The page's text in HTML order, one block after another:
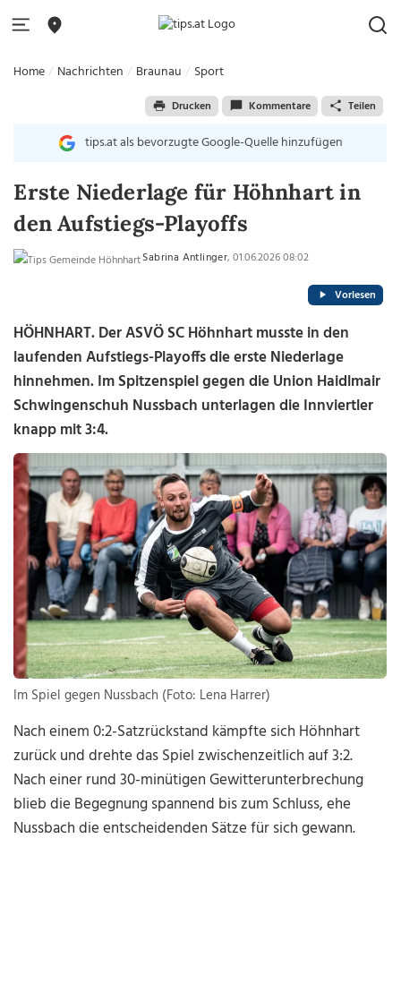
Home Nachrichten Braunau Sport
Drucken Kommentare Teilen
tips.at als bevorzugte Google-Quelle hinzufügen
Erste Niederlage für Höhnhart in
den Aufstiegs-Playoffs
Sabrina Antlinger, 01.06.2026 08:02
Vorlesen
HÖHNHART. Der ASVÖ SC Höhnhart musste in den
laufenden Aufstiegs-Playoffs die erste Niederlage
hinnehmen. Im Spitzenspiel gegen die Union Haidlmair
Schwingenschuh Nussbach unterlagen die Innviertler
knapp mit 3:4.
Im Spiel gegen Nussbach (Foto: Lena Harrer)
Nach einem 0:2-Satzrückstand kämpfte sich Höhnhart
zurück und drehte das Spiel zwischenzeitlich auf 3:2.
Nach einer rund 30-minütigen Gewitterunterbrechung
blieb die Begegnung spannend bis zum Schluss, ehe
Nussbach die entscheidenden Sätze für sich gewann.